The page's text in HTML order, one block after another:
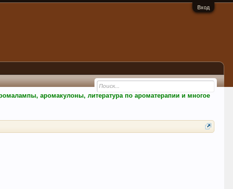
Вход
аромакулоны, литература по ароматерапии и многое